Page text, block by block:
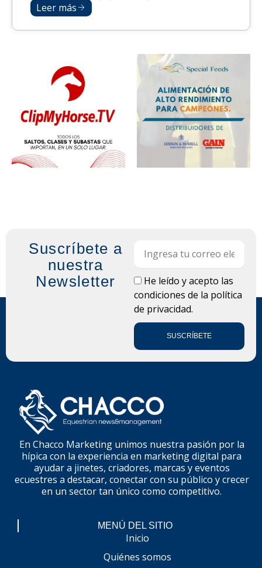
Leer más
Suscríbete a
nuestra
Newsletter
LOPDHe leído y acepto las
condiciones de la política
de privacidad.
SUSCRÍBETE
En Chacco Marketing unimos nuestra pasión por la
hípica con la experiencia en marketing digital para
ayudar a jinetes, criadores, marcas y eventos
ecuestres a destacar, conectar con su público y crecer
en un sector tan único como competitivo.
MENÚ DEL SITIO
Inicio
Quiénes somos